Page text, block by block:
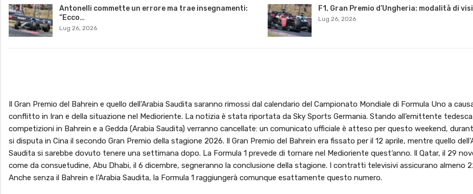
Antonelli commette un errore ma trae insegnamenti:
“Ecco…
Lug 26, 2026
F1, Gran Premio d’Ungheria: modalità di
Lug 26, 2026
Il Gran Premio del Bahrein e quello dell’Arabia Saudita saranno rimossi dal calendario del Campionato Mondiale di Formula Uno a
conflitto in Iran e della situazione nel Medioriente. La notizia è stata riportata da Sky Sports Germania. Stando all’emittente
competizioni in Bahrein e a Gedda (Arabia Saudita) verranno cancellate: un comunicato ufficiale è atteso per questo weekend,
si disputa in Cina il secondo Gran Premio della stagione 2026. Il Gran Premio del Bahrein era fissato per il 12 aprile, mentre quello
Saudita si sarebbe dovuto tenere una settimana dopo. La Formula 1 prevede di tornare nel Medioriente quest’anno. Il Qatar, il 29
come da consuetudine, Abu Dhabi, il 6 dicembre, segneranno la conclusione della stagione. I contratti televisivi assicurano almeno
Anche senza il Bahrein e l’Arabia Saudita, la Formula 1 raggiungerà comunque esattamente questo numero.